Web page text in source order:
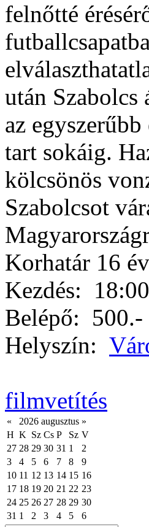
felnőtté
után Szabolcs
az
tart sokáig.
kölcsönös
Szabolcsot
Korhatár 16 év
Kezdés: 18:00
Belépő: 500.-
Helyszín:
filmvetítés
« 2026 augusztus »
H K Sz Cs P Sz V
27 28 29 30 31 1
2
3
4 5 6 7 8
9
10 11 12 13 14 15 16
17 18 19 20 21 22 23
24 25 26 27 28 29 30
31 1 2 3 4 5 6